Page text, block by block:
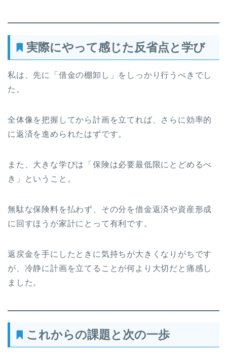
実際にやって感じた反省点と学び
私は、先に「借金の棚卸し」をしっかり行うべきでし
た。
全体像を把握してから計画を立てれば、さらに効率的
に返済を進められたはずです。
また、大きな学びは「保険は必要最低限にとどめるべ
き」ということ。
無駄な保険料を払わず、その分を借金返済や資産形成
に回すほうが家計にとって有利です。
返戻金を手にしたときに気持ちが大きくなりがちです
が、冷静に計画を立てることが何より大切だと痛感し
ました。
これからの課題と次の一歩